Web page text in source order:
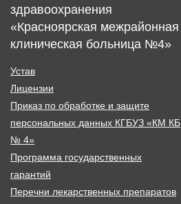
здравоохранения
«Красноярская межрайонная
клиническая больница №4»
Устав
Лицензии
Приказ по обработке и защите
персональных данных КГБУЗ «КМ КБ
№ 4»
Программа государственных
гарантий
Перечни лекарственных препаратов